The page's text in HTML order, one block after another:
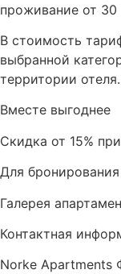
проживание от 30
В стоимость
выбранной
территории отеля.
Вместе выгоднее
Скидка от 15%
Для
Галерея
Контактная
Norke Apartments